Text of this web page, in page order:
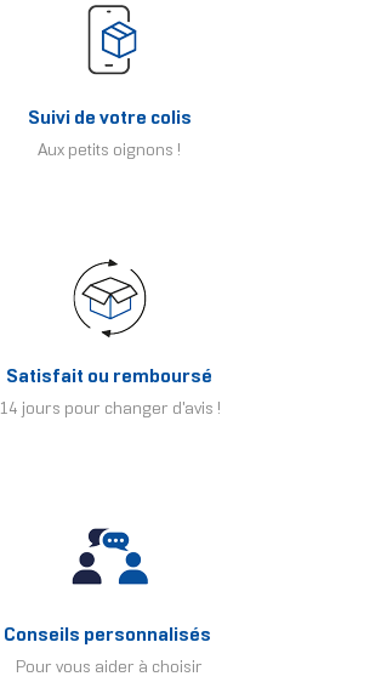
Suivi de votre colis
Aux petits oignons !
Satisfait ou remboursé
14 jours pour changer d'avis !
Conseils personnalisés
Pour vous aider à choisir